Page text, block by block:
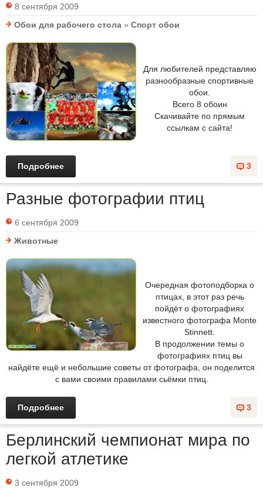
8 сентября 2009
Обои для рабочего стола » Спорт обои
Для любителей представляю
разнообразные спортивные
обои.
Всего 8 обоин
Скачивайте по прямым
ссылкам с сайта!
3
Подробнее
Разные фотографии птиц
6 сентября 2009
Животные
Очередная фотоподборка о
птицах, в этот раз речь
пойдёт о фотографиях
известного фотографа Monte
Stinnett.
В продолжении темы о
фотографиях птиц вы
найдёте ещё и небольшие советы от фотографа, он поделится
с вами своими правилами сьёмки птиц.
3
Подробнее
Берлинский чемпионат мира по
легкой атлетике
3 сентября 2009